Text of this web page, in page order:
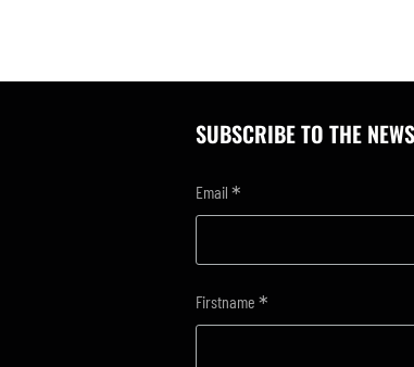
SUBSCRIBE TO THE
Email*
Firstname*